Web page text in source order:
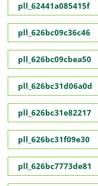
pll_62441a085415f
pll_626bc09c36c46
pll_626bc09cbea50
pll_626bc31d06a0d
pll_626bc31e82217
pll_626bc31f09e30
pll_626bc7773de81